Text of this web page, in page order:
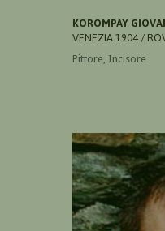
KOROMPAY
VENEZIA 1904 /
Pittore, Incisore